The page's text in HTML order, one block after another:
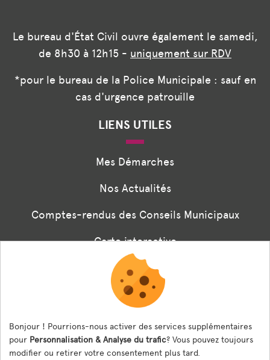
Le bureau d'État Civil ouvre également le samedi,
de 8h30 à 12h15 - uniquement sur RDV
*pour le bureau de la Police Municipale : sauf en
cas d'urgence patrouille
LIENS UTILES
Mes Démarches
Nos Actualités
Comptes-rendus des Conseils Municipaux
Carte interactive
Associations
Formulaire panneaux digitaux
Les menus de la cantine
Documents règlementaires
Bonjour ! Pourrions-nous activer des services supplémentaires
pour Personnalisation & Analyse du trafic? Vous pouvez toujours
modifier ou retirer votre consentement plus tard.